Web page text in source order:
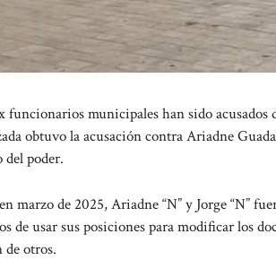
municipales han sido
obtuvo la acusación contra Ariadne
poder.
marzo de 2025, Ariadne “N” y Jorge “N”
de usar sus posiciones para modificar los
de otros.